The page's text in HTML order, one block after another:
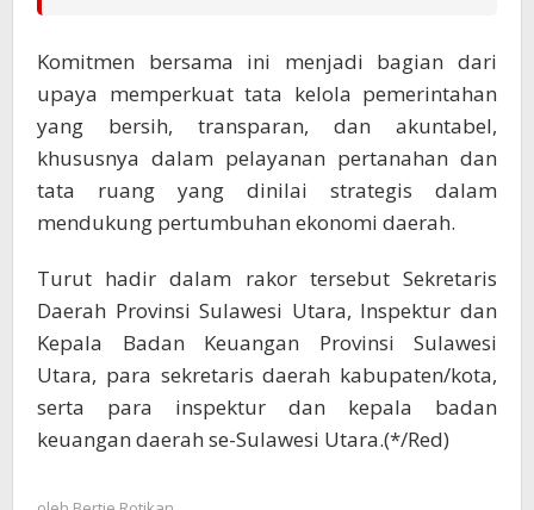
Komitmen bersama ini menjadi bagian dari
upaya memperkuat tata kelola pemerintahan
yang bersih, transparan, dan akuntabel,
khususnya dalam pelayanan pertanahan dan
tata ruang yang dinilai strategis dalam
mendukung pertumbuhan ekonomi daerah.
Turut hadir dalam rakor tersebut Sekretaris
Daerah Provinsi Sulawesi Utara, Inspektur dan
Kepala Badan Keuangan Provinsi Sulawesi
Utara, para sekretaris daerah kabupaten/kota,
serta para inspektur dan kepala badan
keuangan daerah se-Sulawesi Utara.(*/Red)